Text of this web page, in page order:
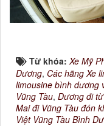
Từ khóa: Xe Mỹ
Dương, Các hãng Xe
limousine bình dương
Vũng Tàu, Dương đi
Mai đi Vũng Tàu đón
Việt Vũng Tàu Bình